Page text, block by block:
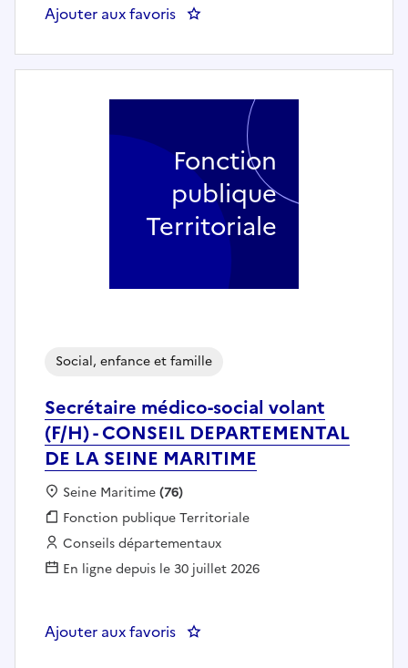
Ajouter aux favoris : Assistant éducatif petite
Secrétaire médico-social volant
(F/H) - CONSEIL DEPARTEMENTAL
DE LA SEINE MARITIME
Social, enfance et famille
Localisation :
Seine Maritime(76)
Fonction publique :
Fonction publique Territoriale
Employeur :
Conseils départementaux
En ligne depuis le 30 juillet 2026
Ajouter aux favoris : Secrétaire médico-social volant
Fonction
publique
Territoriale